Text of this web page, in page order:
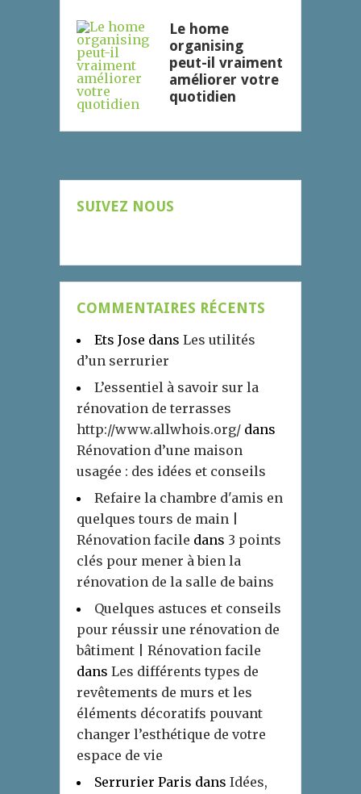
Le home
organising
peut-il vraiment
améliorer votre
quotidien
SUIVEZ NOUS
COMMENTAIRES RÉCENTS
Ets Jose dans Les utilités
d’un serrurier
L’essentiel à savoir sur la
rénovation de terrasses
http://www.allwhois.org/ dans
Rénovation d’une maison
usagée : des idées et conseils
Refaire la chambre d'amis en
quelques tours de main |
Rénovation facile dans 3 points
clés pour mener à bien la
rénovation de la salle de bains
Quelques astuces et conseils
pour réussir une rénovation de
bâtiment | Rénovation facile
dans Les différents types de
revêtements de murs et les
éléments décoratifs pouvant
changer l’esthétique de votre
espace de vie
Serrurier Paris dans Idées,